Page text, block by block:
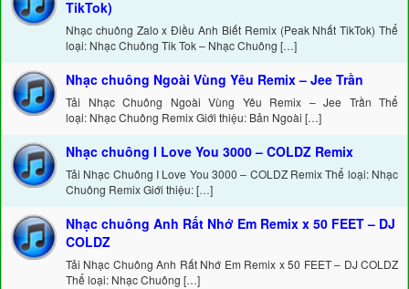
TikTok)
Nhạc chuông Zalo x Điều Anh Biết Remix (Peak Nhất TikTok) Thể
loại: Nhạc Chuông Tik Tok – Nhạc Chuông […]
Nhạc chuông Ngoài Vùng Yêu Remix – Jee Trần
Tải Nhạc Chuông Ngoài Vùng Yêu Remix – Jee Trần Thể
loại: Nhạc Chuông Remix Giới thiệu: Bản Ngoài […]
Nhạc chuông I Love You 3000 – COLDZ Remix
Tải Nhạc Chuông I Love You 3000 – COLDZ Remix Thể loại: Nhạc
Chuông Remix Giới thiệu: […]
Nhạc chuông Anh Rất Nhớ Em Remix x 50 FEET – DJ
COLDZ
Tải Nhạc Chuông Anh Rất Nhớ Em Remix x 50 FEET – DJ COLDZ
Thể loại: Nhạc Chuông […]